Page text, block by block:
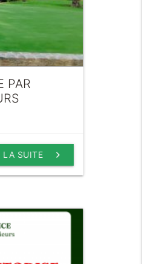
PAR
keyboard_arrow_right
LA SUITE